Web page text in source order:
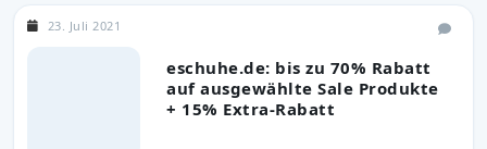
eschuhe.de: bis zu 70% Rabatt
auf ausgewählte Sale Produkte
+ 15% Extra-Rabatt
23. Juli 2021